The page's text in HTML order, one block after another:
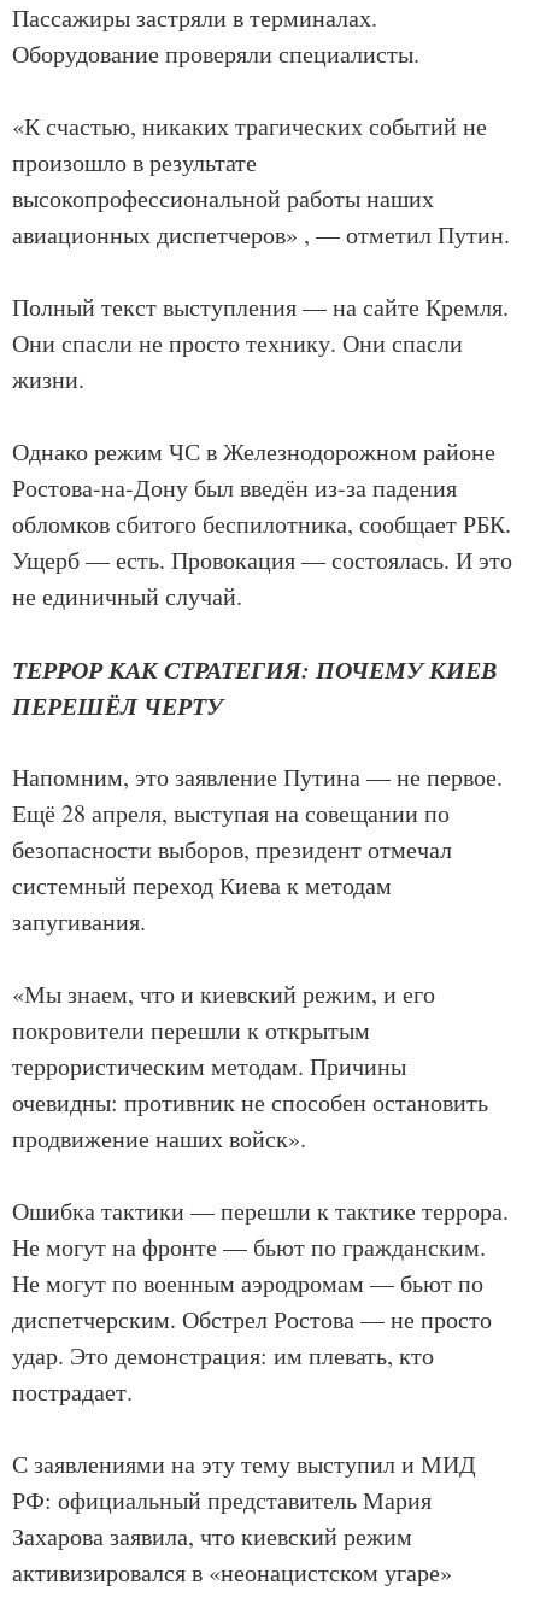
Пассажиры застряли в терминалах.
Оборудование проверяли специалисты.
«К счастью, никаких трагических событий не
произошло в результате
высокопрофессиональной работы наших
авиационных диспетчеров» , — отметил Путин.
Полный текст выступления — на сайте Кремля.
Они спасли не просто технику. Они спасли
жизни.
Однако режим ЧС в Железнодорожном районе
Ростова-на-Дону был введён из-за падения
обломков сбитого беспилотника, сообщает РБК.
Ущерб — есть. Провокация — состоялась. И это
не единичный случай.
ТЕРРОР КАК СТРАТЕГИЯ: ПОЧЕМУ КИЕВ
ПЕРЕШЁЛ ЧЕРТУ
Напомним, это заявление Путина — не первое.
Ещё 28 апреля, выступая на совещании по
безопасности выборов, президент отмечал
системный переход Киева к методам
запугивания.
«Мы знаем, что и киевский режим, и его
покровители перешли к открытым
террористическим методам. Причины
очевидны: противник не способен остановить
продвижение наших войск».
Ошибка тактики — перешли к тактике террора.
Не могут на фронте — бьют по гражданским.
Не могут по военным аэродромам — бьют по
диспетчерским. Обстрел Ростова — не просто
удар. Это демонстрация: им плевать, кто
пострадает.
С заявлениями на эту тему выступил и МИД
РФ: официальный представитель Мария
Захарова заявила, что киевский режим
активизировался в «неонацистском угаре»